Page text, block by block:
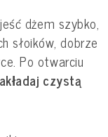
dżem szybko,
słoików, dobrze
Po otwarciu
czystą